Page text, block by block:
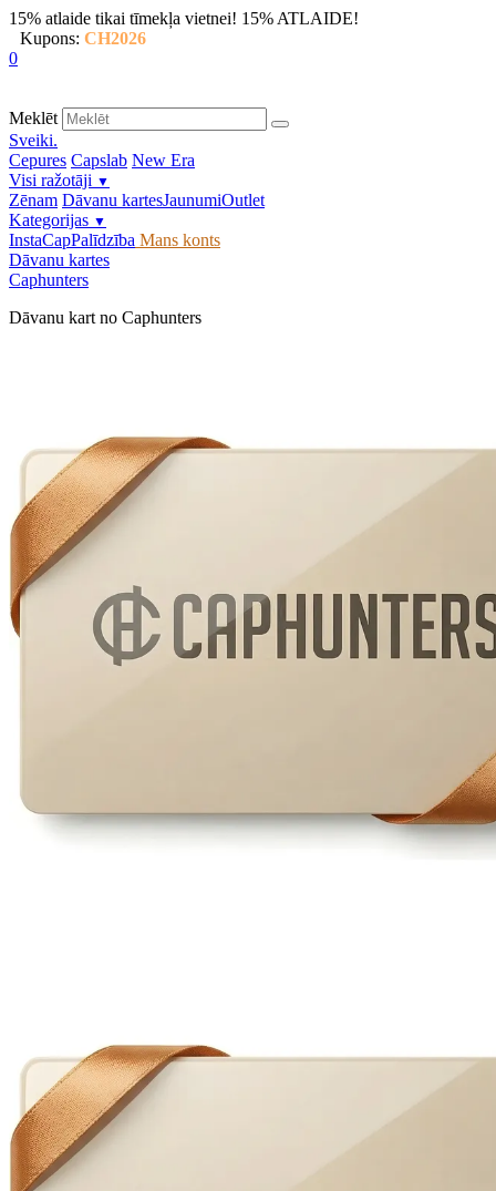
15% atlaide tikai tīmekļa vietnei! 15% ATLAIDE!
Kupons: CH2026
0
Meklēt
Sveiki.
Cepures Capslab New Era
Visi ražotāji ▼
Zēnam Dāvanu kartesJaunumiOutlet
Kategorijas ▼
InstaCapPalīdzība Mans konts
Dāvanu kartes
Caphunters
Dāvanu kart no Caphunters